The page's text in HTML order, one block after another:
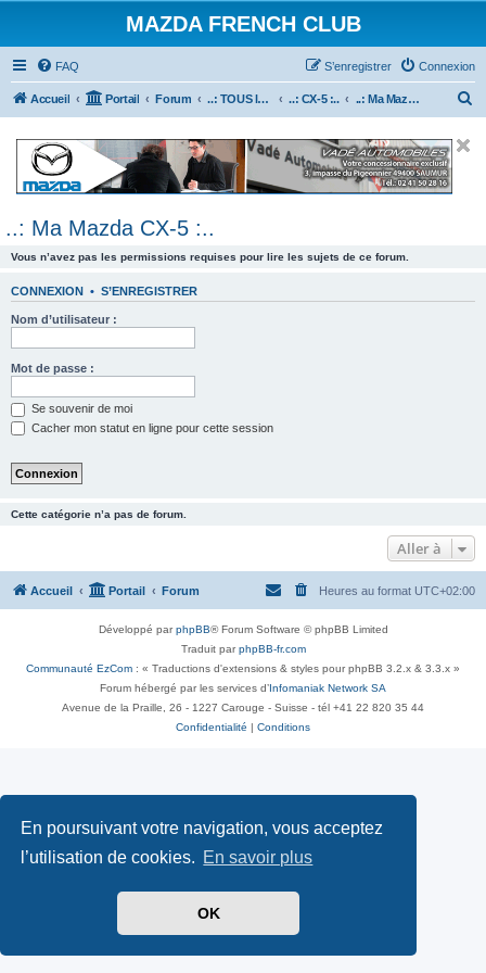
En poursuivant votre navigation, vous acceptez
l’utilisation de cookies. En savoir plus
OK
MAZDA FRENCH CLUB
FAQ Connexion
S’enregistrer
Accueil Portail Forum ..: TOUS les Véhicules MAZDA :.. ..: CX-5 :.. ..: Ma Mazda CX-5 :..
e
..: Ma Mazda CX-5 :..
Vous n’avez pas les permissions requises pour lire les sujets de ce forum.
CONNEXION • S’ENREGISTRER
Nom d’utilisateur :
Mot de passe :
Se souvenir de moi
Cacher mon statut en ligne pour cette session
Cette catégorie n’a pas de forum.
Aller à
Accueil Portail Forum Heures au format UTC+02:00
Développé parphpBB® Forum Software © phpBB Limited
Traduit parphpBB-fr.com
Communauté EzCom : « Traductions d'extensions & styles pour phpBB 3.2.x & 3.3.x »
Forum hébergé par les services d’ Infomaniak Network SA
Avenue de la Praille, 26 - 1227 Carouge - Suisse - tél +41 22 820 35 44
Confidentialité
Conditions